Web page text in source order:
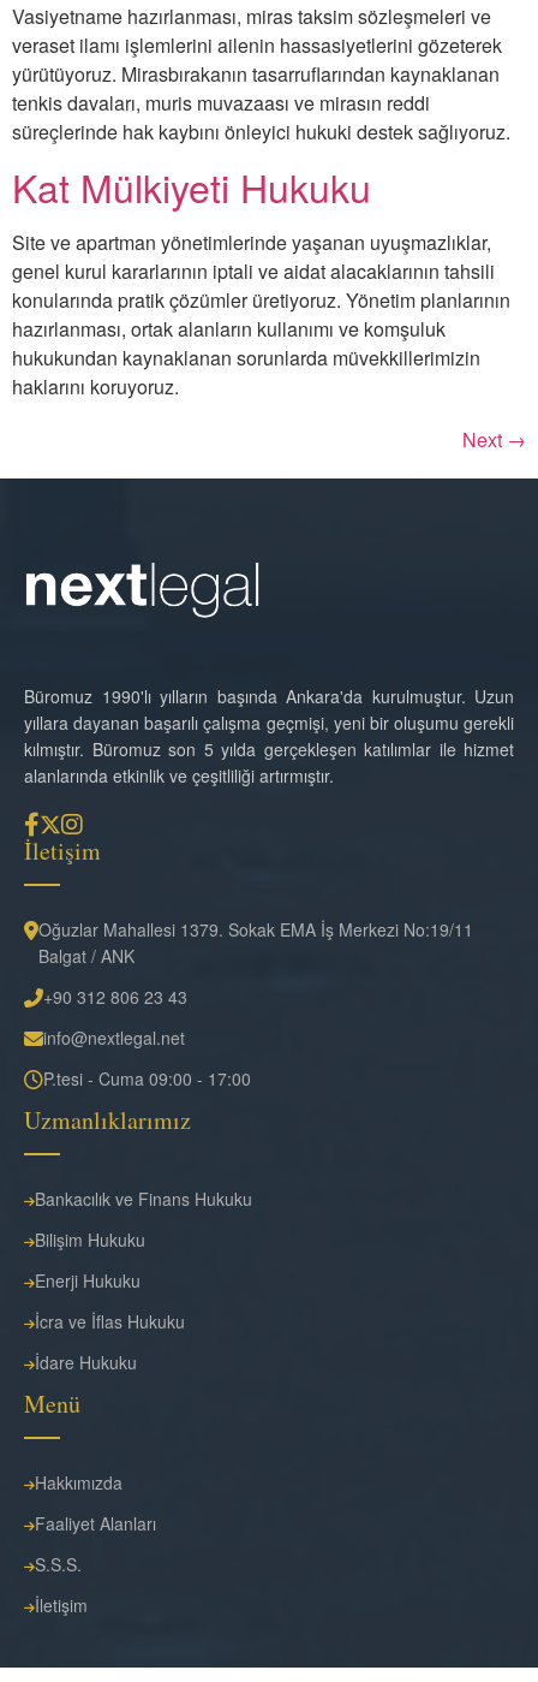
Vasiyetname hazırlanması, miras taksim sözleşmeleri ve
veraset ilamı işlemlerini ailenin hassasiyetlerini gözeterek
yürütüyoruz. Mirasbırakanın tasarruflarından kaynaklanan
tenkis davaları, muris muvazaası ve mirasın reddi
süreçlerinde hak kaybını önleyici hukuki destek sağlıyoruz.
Kat Mülkiyeti Hukuku
Site ve apartman yönetimlerinde yaşanan uyuşmazlıklar,
genel kurul kararlarının iptali ve aidat alacaklarının tahsili
konularında pratik çözümler üretiyoruz. Yönetim planlarının
hazırlanması, ortak alanların kullanımı ve komşuluk
hukukundan kaynaklanan sorunlarda müvekkillerimizin
haklarını koruyoruz.
Next →
Büromuz 1990'lı yılların başında Ankara'da kurulmuştur. Uzun
yıllara dayanan başarılı çalışma geçmişi, yeni bir oluşumu gerekli
kılmıştır. Büromuz son 5 yılda gerçekleşen katılımlar ile hizmet
alanlarında etkinlik ve çeşitliliği artırmıştır.
İletişim
Oğuzlar Mahallesi 1379. Sokak EMA İş Merkezi No:19/11
Balgat / ANK
+90 312 806 23 43
info@nextlegal.net
P.tesi - Cuma 09:00 - 17:00
Uzmanlıklarımız
Bankacılık ve Finans Hukuku
Bilişim Hukuku
Enerji Hukuku
İcra ve İflas Hukuku
İdare Hukuku
Menü
Hakkımızda
Faaliyet Alanları
S.S.S.
İletişim